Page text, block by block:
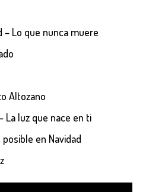
– Lo que nunca muere
Altozano
La luz que nace en ti
posible en Navidad